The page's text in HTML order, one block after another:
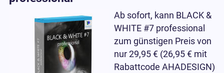
Ab sofort, kann BLACK &
WHITE #7 professional
zum günstigen Preis von
nur 29,95 € (26,95 € mit
Rabattcode AHADESIGN)